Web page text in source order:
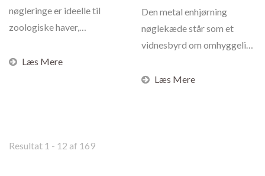
nøgleringe er ideelle til
zoologiske haver,
kæledyrsrelaterede...
Læs Mere
Den metal enhjørning
nøglekæde står som et
vidnesbyrd om omhyggeligt
Læs Mere
Resultat 1 - 12 af 169